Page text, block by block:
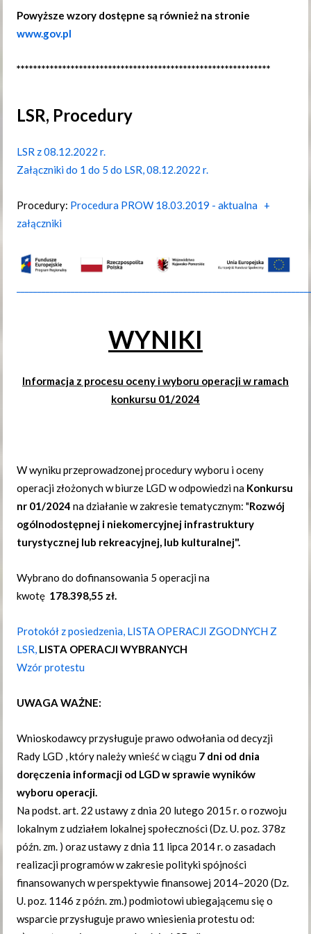
Powyższe wzory dostępne są również na stronie
www.gov.pl
*************************************************************
LSR, Procedury
LSR z 08.12.2022 r.
Załączniki do 1 do 5 do LSR, 08.12.2022 r.
Procedury: Procedura PROW 18.03.2019 - aktualna +
załączniki
WYNIKI
Informacja z procesu oceny i wyboru operacji w ramach
konkursu 01/2024
W wyniku przeprowadzonej procedury wyboru i oceny
operacji złożonych w biurze LGD w odpowiedzi na Konkursu
nr 01/2024 na działanie w zakresie tematycznym: "Rozwój
ogólnodostępnej i niekomercyjnej infrastruktury
turystycznej lub rekreacyjnej, lub kulturalnej".
Wybrano do dofinansowania 5 operacji na
kwotę 178.398,55 zł.
Protokół z posiedzenia, LISTA OPERACJI ZGODNYCH Z
LSR, LISTA OPERACJI WYBRANYCH
Wzór protestu
UWAGA WAŻNE:
Wnioskodawcy przysługuje prawo odwołania od decyzji
Rady LGD , który należy wnieść w ciągu 7 dni od dnia
doręczenia informacji od LGD w sprawie wyników
wyboru operacji.
Na podst. art. 22 ustawy z dnia 20 lutego 2015 r. o rozwoju
lokalnym z udziałem lokalnej społeczności (Dz. U. poz. 378z
późn. zm. ) oraz ustawy z dnia 11 lipca 2014 r. o zasadach
realizacji programów w zakresie polityki spójności
finansowanych w perspektywie finansowej 2014–2020 (Dz.
U. poz. 1146 z późn. zm.) podmiotowi ubiegającemu się o
wsparcie przysługuje prawo wniesienia protestu od: